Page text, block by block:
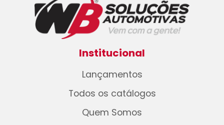
Institucional
Lançamentos
Todos os catálogos
Quem Somos